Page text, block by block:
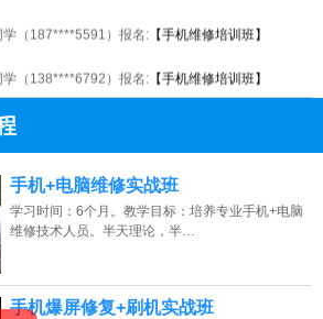
（187****5591）报名: 【手机维修培训班】
（138****6792）报名: 【手机维修培训班】
（155****1366）报名:
（136****1166）报名: 【手机维修培训班】
（133****3049）报名:
（139****4117）报名:【手机维修培训班】
：13807313137
手机+电脑维修实战班
学习时间：6个月。教学目标：培养专业手机+电脑
维修技术人员。半天理论，半…
手机爆屏修复+刷机实战班